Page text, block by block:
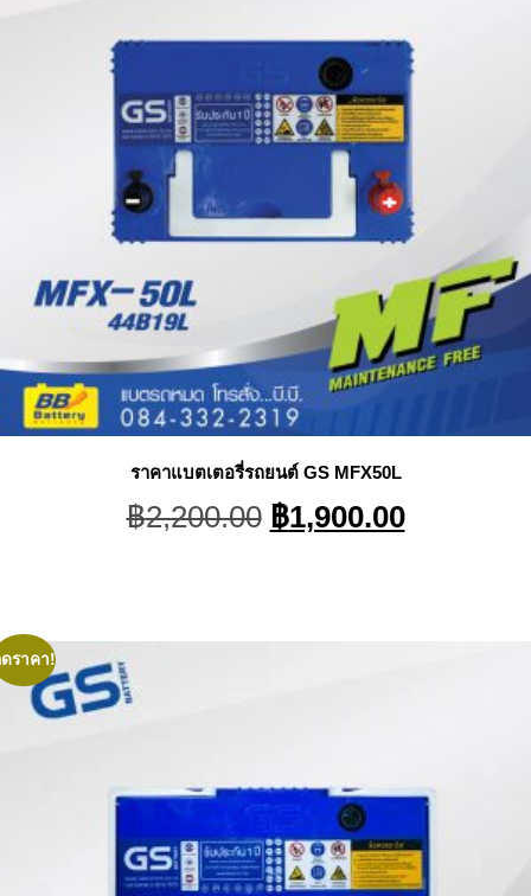
ราคาแบตเตอรี่รถยนต์ GS MFX50L
฿2,200.00 Original
price
฿1,900.00Current
price
ราคา!